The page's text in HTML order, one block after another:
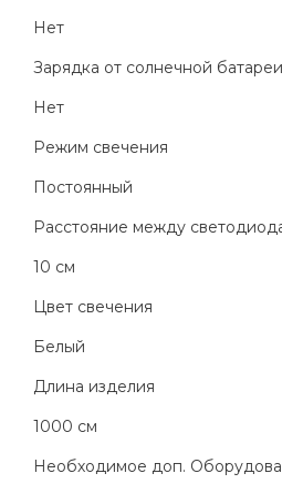
Нет
Зарядка от солнечной батареи
Нет
Режим свечения
Постоянный
Расстояние между
10 см
Цвет свечения
Белый
Длина изделия
1000 см
Необходимое доп.